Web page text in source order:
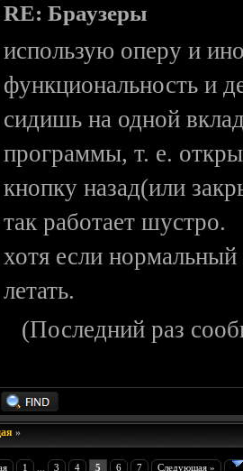
RE: Браузеры
использую оперу и
функциональность и
сидишь на одной
программы, т. е.
кнопку назад(или
так работает шустро.
хотя если
летать.
(Последний раз
»
1 3 4 5 6 7 Следующая »